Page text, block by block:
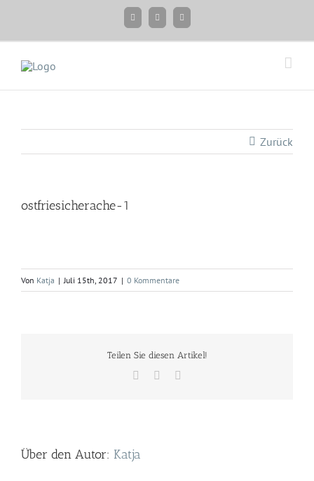
FacebookInstagramTwitter
Zurück
ostfriesicherache-1
Von Katja | Juli 15th, 2017 | 0 Kommentare
Teilen Sie diesen Artikel!
Facebook
Twitter
Über den Autor: Katja